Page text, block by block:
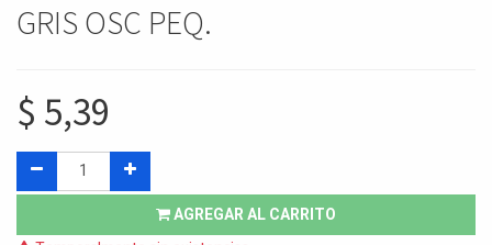
GRIS OSC PEQ.
$ 5,39
AGREGAR AL CARRITO